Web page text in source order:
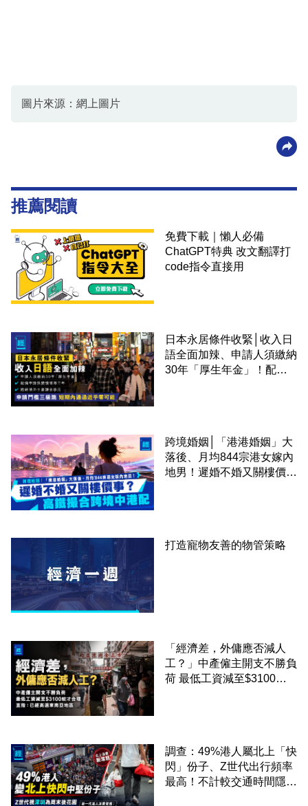
圖片來源：網上圖片
推薦閱讀
免費下載｜懶人必備
ChatGPT特典 改文翻譯打
code指令直接用
日本永居條件收緊│收入日
語全面加辣、申請人須繳納
30年「厚生年金」！配偶
跨境婚姻│「港港婚姻」大
落後、月均844宗港女嫁內
地男！遲婚不婚又關樓價
打造寵物友善的物管策略
「經濟差，外傭應否減人
工？」中產僱主開支不勝負
荷 最低工資減至$3100蚊
調查：49%港人屬北上「快
閃」份子、Z世代出行頻率
最高！不計較交通時間隱形